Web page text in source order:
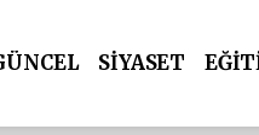
SİYASET